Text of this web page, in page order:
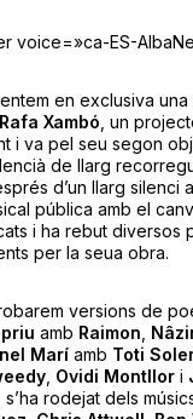
Opinió
Llibres
La Llista
Llocs
voice=»ca-ES-
en exclusiva
Rafa Xambó , un
i va pel seu segon
de llarg
d’un llarg silenci
pública amb el
i ha rebut diversos
per la seua obra.
versions de
amb Raimon
Maríamb Toti
, Ovidi Montllori
rodejat dels